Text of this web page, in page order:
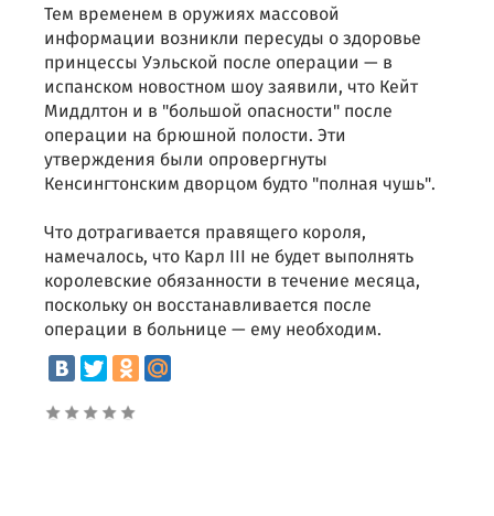
Тем временем в оружиях массовой
информации возникли пересуды о здоровье
принцессы Уэльской после операции — в
испанском новостном шоу заявили, что Кейт
Миддлтон и в "большой опасности" после
операции на брюшной полости. Эти
утверждения были опровергнуты
Кенсингтонским дворцом будто "полная чушь".
Что дотрагивается правящего короля,
намечалось, что Карл III не будет выполнять
королевские обязанности в течение месяца,
поскольку он восстанавливается после
операции в больнице — ему необходим.